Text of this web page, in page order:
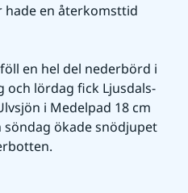
en återkomsttid
en hel del nederbörd i
och lördag fick Ljusdals-
i Medelpad 18 cm
ökade snödjupet